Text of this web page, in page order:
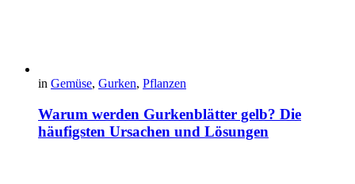
in Gemüse, Gurken, Pflanzen
Warum werden Gurkenblätter gelb? Die
häufigsten Ursachen und Lösungen